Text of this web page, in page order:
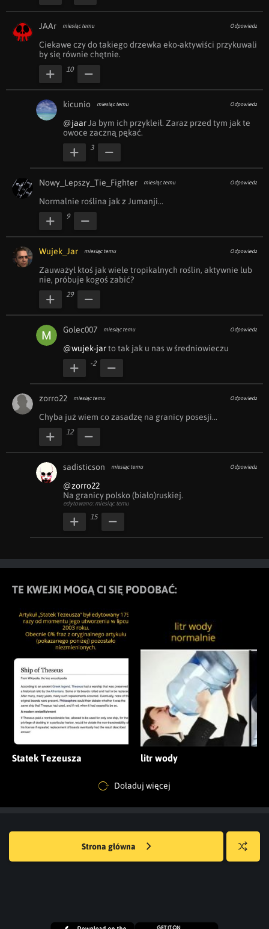
JAAr miesiąc temu Odpowiedz
Ciekawe czy do takiego drzewka eko-aktywiści przykuwali
by się równie chętnie.
10
kicunio miesiąc temu Odpowiedz
@jaar Ja bym ich przykleił. Zaraz przed tym jak te
owoce zaczną pękać.
3
Nowy_Lepszy_Tie_Fighter miesiąc temu Odpowiedz
Normalnie roślina jak z Jumanji...
9
Wujek_Jar miesiąc temu Odpowiedz
Zauważył ktoś jak wiele tropikalnych roślin, aktywnie lub
nie, próbuje kogoś zabić?
29
Golec007 miesiąc temu Odpowiedz
@wujek-jar to tak jak u nas w średniowieczu
-2
zorro22 miesiąc temu Odpowiedz
Chyba już wiem co zasadzę na granicy posesji...
12
sadisticson miesiąc temu Odpowiedz
@zorro22
Na granicy polsko (biało)ruskiej.
edytowano: miesiąc temu
15
TE KWEJKI MOGĄ CI SIĘ PODOBAĆ:
Statek Tezeusza litr wody
Doładuj więcej
Strona główna